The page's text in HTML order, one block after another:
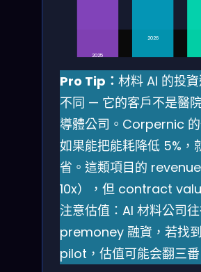
2025
2026
Pro Tip： 材料 AI 的投
不同 — 它的客戶不是醫
導體公司。Corpernic
如果能把能耗降低 5%，
省。這類項目的
10x），但 contract
注意估值：AI 材料公司
premoney 融資，若找
pilot，估值可能会翻三番